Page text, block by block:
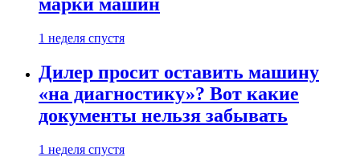
1 неделя спустя
Дилер просит оставить машину
«на диагностику»? Вот какие
документы нельзя забывать
1 неделя спустя